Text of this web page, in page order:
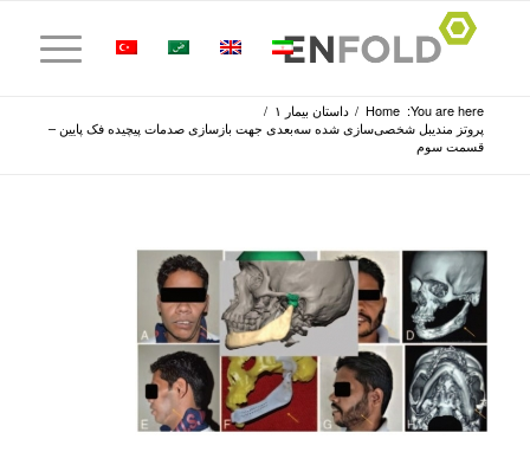
You are here:
Home
/ داستان بیمار ۱
/
پروتز مندیبل شخصی‌سازی شده سه‌بعدی جهت بازسازی صدمات پیچیده فک پایین –
قسمت سوم